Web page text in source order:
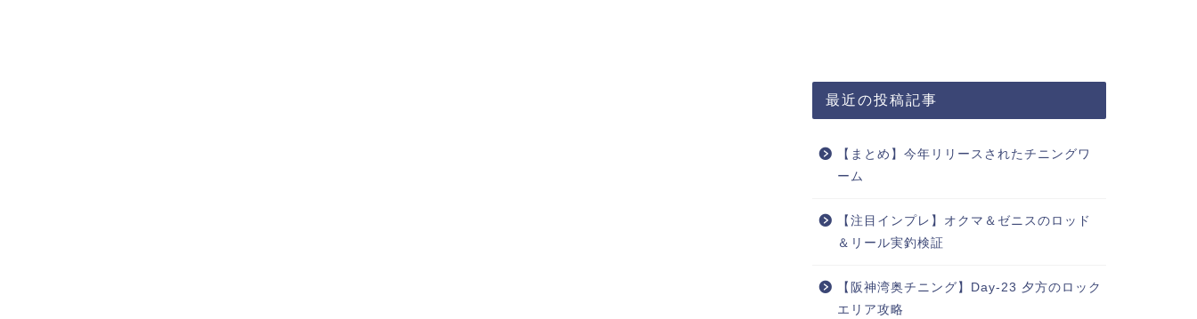
最近の投稿記事
【まとめ】今年リリースされたチニングワ
ーム
【注目インプレ】オクマ＆ゼニスのロッド
＆リール実釣検証
【阪神湾奥チニング】Day-23 夕方のロック
エリア攻略